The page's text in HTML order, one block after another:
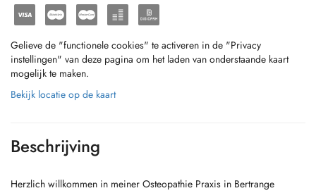
Gelieve de "functionele cookies" te activeren in de "Privacy
instellingen" van deze pagina om het laden van onderstaande kaart
mogelijk te maken.
Bekijk locatie op de kaart
Beschrijving
Herzlich willkommen in meiner Osteopathie Praxis in Bertrange